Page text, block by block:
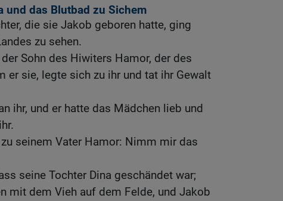
und das Blutbad zu Sichem
die sie Jakob geboren hatte, ging
zu sehen.
Sohn des Hiwiters Hamor, der des
er sie, legte sich zu ihr und tat ihr Gewalt
ihr, und er hatte das Mädchen lieb und
seinem Vater Hamor: Nimm mir das
seine Tochter Dina geschändet war;
mit dem Vieh auf dem Felde, und Jakob